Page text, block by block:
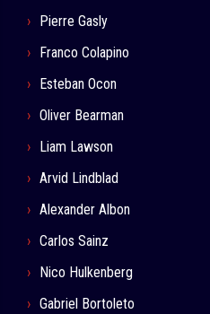
Pierre Gasly
Franco Colapino
Esteban Ocon
Oliver Bearman
Liam Lawson
Arvid Lindblad
Alexander Albon
Carlos Sainz
Nico Hulkenberg
Gabriel Bortoleto